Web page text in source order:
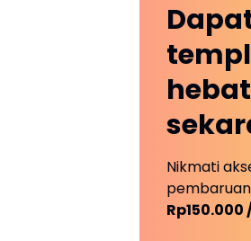
Nikmati
Rp150.000